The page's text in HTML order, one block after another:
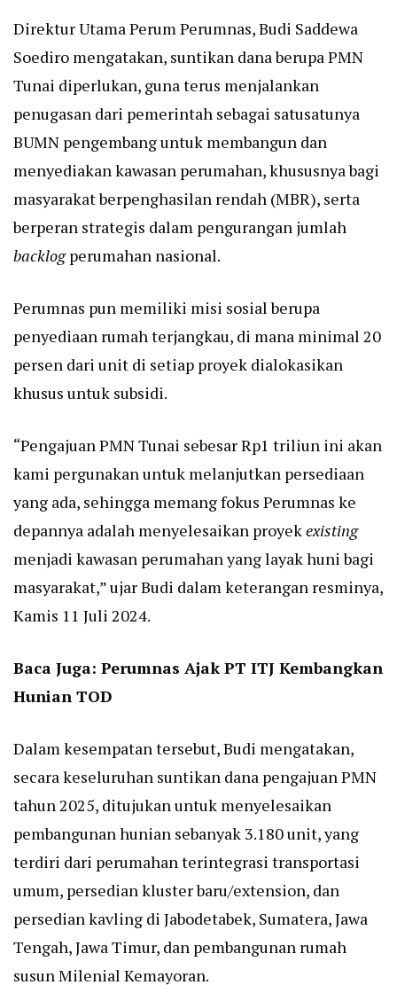
Direktur Utama Perum Perumnas, Budi Saddewa
Soediro mengatakan, suntikan dana berupa PMN
Tunai diperlukan, guna terus menjalankan
penugasan dari pemerintah sebagai satusatunya
BUMN pengembang untuk membangun dan
menyediakan kawasan perumahan, khususnya bagi
masyarakat berpenghasilan rendah (MBR), serta
berperan strategis dalam pengurangan jumlah
backlogperumahan nasional.
Perumnas pun memiliki misi sosial berupa
penyediaan rumah terjangkau, di mana minimal 20
persen dari unit di setiap proyek dialokasikan
khusus untuk subsidi.
“Pengajuan PMN Tunai sebesar Rp1 triliun ini akan
kami pergunakan untuk melanjutkan persediaan
yang ada, sehingga memang fokus Perumnas ke
depannya adalah menyelesaikan proyekexisting
menjadi kawasan perumahan yang layak huni bagi
masyarakat,” ujar Budi dalam keterangan resminya,
Kamis 11 Juli 2024.
Baca Juga: Perumnas Ajak PT ITJ Kembangkan
Hunian TOD
Dalam kesempatan tersebut, Budi mengatakan,
secara keseluruhan suntikan dana pengajuan PMN
tahun 2025, ditujukan untuk menyelesaikan
pembangunan hunian sebanyak 3.180 unit, yang
terdiri dari perumahan terintegrasi transportasi
umum, persedian kluster baru/extension, dan
persedian kavling di Jabodetabek, Sumatera, Jawa
Tengah, Jawa Timur, dan pembangunan rumah
susun Milenial Kemayoran.